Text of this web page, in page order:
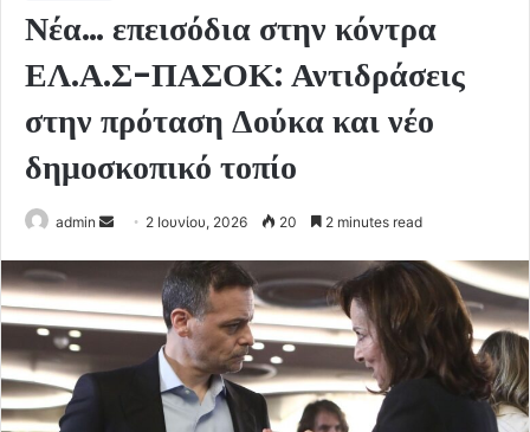
Νέα… επεισόδια στην κόντρα
ΕΛ.Α.Σ-ΠΑΣΟΚ: Αντιδράσεις
στην πρόταση Δούκα και νέο
δημοσκοπικό τοπίο
admin
Send 2 Ιουνίου, 2026 20 2 minutes read